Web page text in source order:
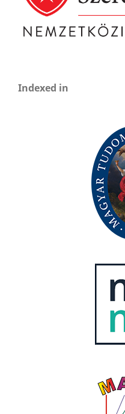
Indexed in